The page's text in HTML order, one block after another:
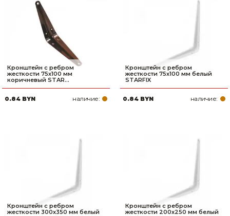
Кронштейн с ребром
жесткости 75х100 мм
коричневый STAR...
0.84 BYN наличие:
Кронштейн с ребром
жесткости 75х100 мм белый
STARFIX
0.84 BYN наличие:
Кронштейн с ребром
жесткости 300х350 мм белый
Кронштейн с ребром
жесткости 200х250 мм белый